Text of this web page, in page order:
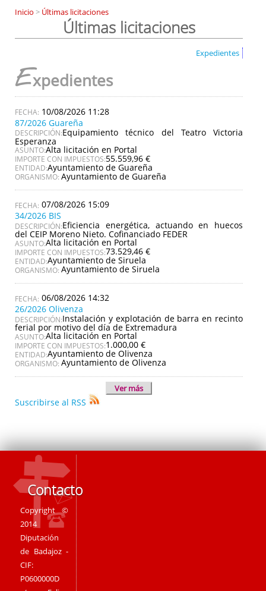
Inicio > Últimas licitaciones
Últimas licitaciones
Expedientes
Expedientes
10/08/2026 11:28
87/2026 Guareña
DESCRIPCIÓN:Equipamiento técnico del Teatro Victoria
Esperanza
ASUNTO:Alta licitación en Portal
IMPORTE CON IMPUESTOS:55.559,96 €
ENTIDAD:Ayuntamiento de Guareña
ORGANISMO: Ayuntamiento de Guareña
07/08/2026 15:09
34/2026 BIS
DESCRIPCIÓN:Eficiencia energética, actuando en huecos
del CEIP Moreno Nieto. Cofinanciado FEDER
ASUNTO:Alta licitación en Portal
IMPORTE CON IMPUESTOS:73.529,46 €
ENTIDAD:Ayuntamiento de Siruela
ORGANISMO: Ayuntamiento de Siruela
06/08/2026 14:32
26/2026 Olivenza
DESCRIPCIÓN:Instalación y explotación de barra en recinto
ferial por motivo del día de Extremadura
ASUNTO:Alta licitación en Portal
IMPORTE CON IMPUESTOS:1.000,00 €
ENTIDAD:Ayuntamiento de Olivenza
ORGANISMO: Ayuntamiento de Olivenza
Ver más
Suscribirse al RSS
Contacto
Copyright ©
2014
Diputación
de Badajoz -
CIF:
P0600000D